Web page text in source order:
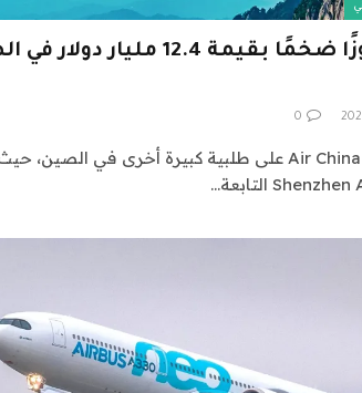
إيرباص تحقق فوزًا ضخمًا بقيمة 12.4
0